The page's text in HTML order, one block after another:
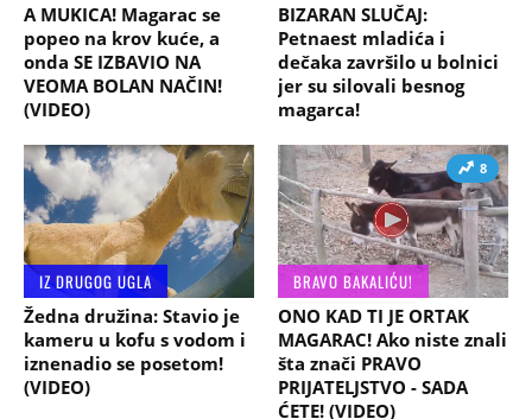
A MUKICA! Magarac se
popeo na krov kuće, a
onda SE IZBAVIO NA
VEOMA BOLAN NAČIN!
(VIDEO)
BIZARAN SLUČAJ:
Petnaest mladića i
dečaka završilo u bolnici
jer su silovali besnog
magarca!
IZ DRUGOG UGLA
Žedna družina: Stavio je
kameru u kofu s vodom i
iznenadio se posetom!
(VIDEO)
8
BRAVO BAKALIĆU!
ONO KAD TI JE ORTAK
MAGARAC! Ako niste znali
šta znači PRAVO
PRIJATELJSTVO - SADA
ĆETE! (VIDEO)